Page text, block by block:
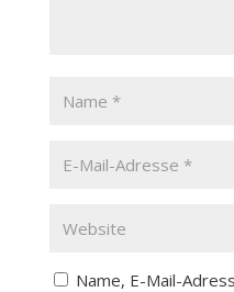
Name, E-Mail-